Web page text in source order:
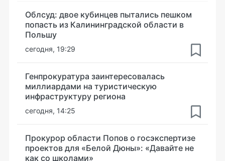
Облсуд: двое кубинцев пытались пешком
попасть из Калининградской области в
Польшу
сегодня, 19:29
Генпрокуратура заинтересовалась
миллиардами на туристическую
инфраструктуру региона
сегодня, 14:25
Прокурор области Попов о госэкспертизе
проектов для «Белой Дюны»: «Давайте не
как со школами»